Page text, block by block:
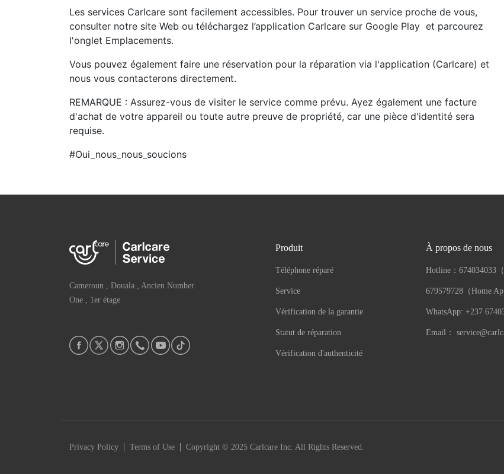
Les services Carlcare sont facilement accessibles. Pour trouver un service proche de vous,
consulter notre site Web ou téléchargez l’application Carlcare sur Google Play et parcourez
l'onglet Emplacements.
Vous pouvez également faire une réservation pour la réparation via l'application (Carlcare) et
nous vous contacterons directement.
REMARQUE : Assurez-vous de visiter le service comme prévu. Ayez également une facture
d'achat de votre appareil ou toute autre preuve de propriété, car une pièce d'identité sera
requise.
#Oui_nous_nous_soucions
Cameroun , Douala , Ancien Number
One , 1er étage
Produit
Téléphone réparé
Service
Vérification de la garantie
Statut de réparation
Vérification d'authenticité
À propos de nous
Hotline： 674034033
679579728（Home
WhatsApp: +237
Email：
Privacy Policy | Terms of Use | Copyright © 2025 Carlcare Inc. All Rights Reserved.